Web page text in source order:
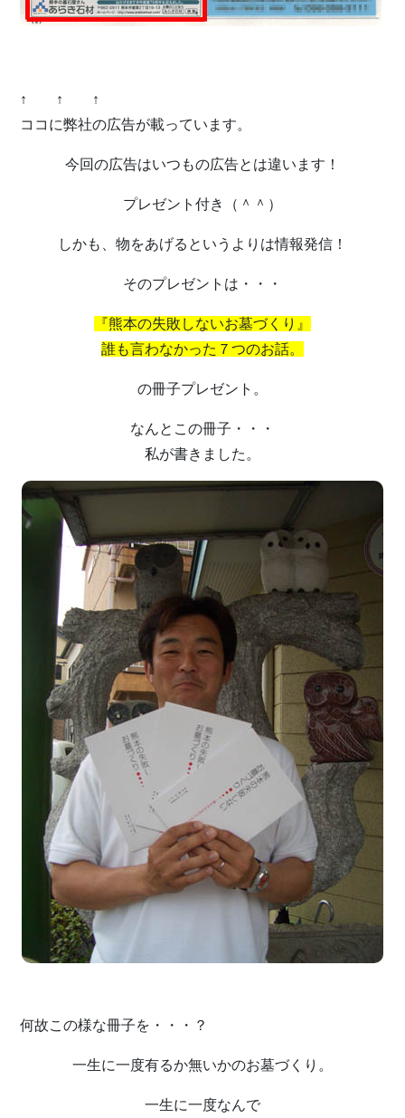
↑ ↑ ↑
ココに弊社の広告が載っています。
今回の広告はいつもの広告とは違います！
プレゼント付き（＾＾）
しかも、物をあげるというよりは情報発信！
そのプレゼントは・・・
『熊本の失敗しないお墓づくり』
誰も言わなかった７つのお話。
の冊子プレゼント。
なんとこの冊子・・・
私が書きました。
何故この様な冊子を・・・？
一生に一度有るか無いかのお墓づくり。
一生に一度なんで